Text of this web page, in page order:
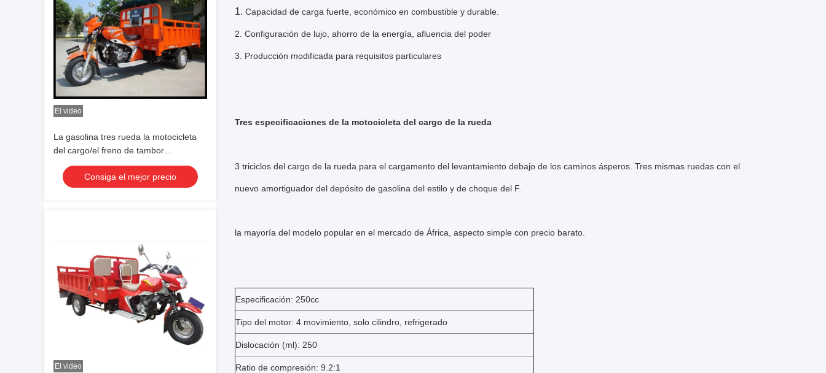
El video
La gasolina tres rueda la motocicleta
del cargo/el freno de tambor
motorizado de Trike del cargo
Consiga el mejor precio
El video
1. Capacidad de carga fuerte, económico en combustible y durable.
2. Configuración de lujo, ahorro de la energía, afluencia del poder
3. Producción modificada para requisitos particulares
Tres especificaciones de la motocicleta del cargo de la rueda
3 triciclos del cargo de la rueda para el cargamento del levantamiento debajo de los caminos ásperos. Tres mismas ruedas con el
nuevo amortiguador del depósito de gasolina del estilo y de choque del F.
la mayoría del modelo popular en el mercado de África, aspecto simple con precio barato.
Especificación: 250cc
Tipo del motor: 4 movimiento, solo cilindro, refrigerado
Dislocación (ml): 250
Ratio de compresión: 9.2:1